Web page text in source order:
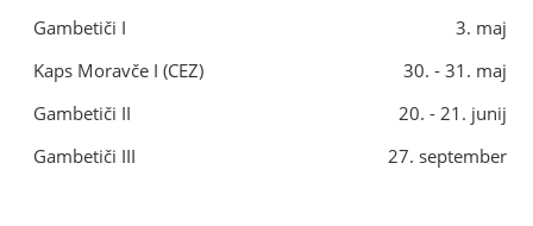
Gambetiči I
3. maj
Kaps Moravče I (CEZ)
30. - 31. maj
Gambetiči II
20. - 21. junij
Gambetiči III
27. september